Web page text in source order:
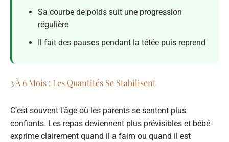
Sa courbe de poids suit une progression
régulière
Il fait des pauses pendant la tétée puis reprend
3 À 6 Mois : Les Quantités Se Stabilisent
C’est souvent l’âge où les parents se sentent plus
confiants. Les repas deviennent plus prévisibles et bébé
exprime clairement quand il a faim ou quand il est